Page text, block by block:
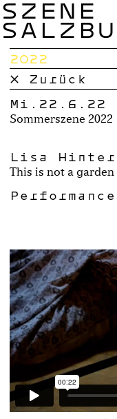
SZENE
2022
× Zurück
Mi.22.6.22
Sommerszene 2022
Lisa
This is not a
Performance